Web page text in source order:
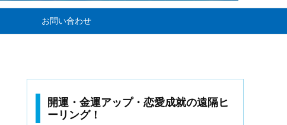
お問い合わせ
開運・金運アップ・恋愛成就の遠隔ヒ
ーリング！